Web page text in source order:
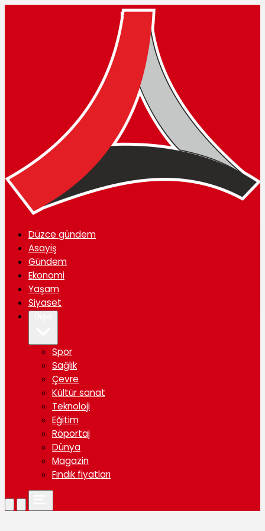
Düzce gündem
Asayiş
Gündem
Ekonomi
Yaşam
Siyaset
Spor
Sağlık
Çevre
Kültür sanat
Teknoloji
Eğitim
Röportaj
Dünya
Magazin
Fındık fiyatları